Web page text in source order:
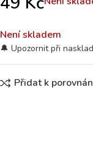
Není skladem
Přidat k